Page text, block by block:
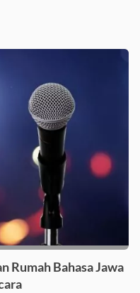
Rumah Bahasa Jawa